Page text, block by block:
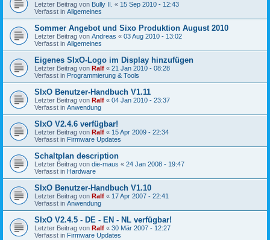
Letzter Beitrag von Bully II. « 15 Sep 2010 - 12:43
Verfasst in Allgemeines
Sommer Angebot und Sixo Produktion August 2010
Letzter Beitrag von Andreas « 03 Aug 2010 - 13:02
Verfasst in Allgemeines
Eigenes SIxO-Logo im Display hinzufügen
Letzter Beitrag von Ralf « 21 Jan 2010 - 08:28
Verfasst in Programmierung & Tools
SIxO Benutzer-Handbuch V1.11
Letzter Beitrag von Ralf « 04 Jan 2010 - 23:37
Verfasst in Anwendung
SIxO V2.4.6 verfügbar!
Letzter Beitrag von Ralf « 15 Apr 2009 - 22:34
Verfasst in Firmware Updates
Schaltplan description
Letzter Beitrag von die-maus « 24 Jan 2008 - 19:47
Verfasst in Hardware
SIxO Benutzer-Handbuch V1.10
Letzter Beitrag von Ralf « 17 Apr 2007 - 22:41
Verfasst in Anwendung
SIxO V2.4.5 - DE - EN - NL verfügbar!
Letzter Beitrag von Ralf « 30 Mär 2007 - 12:27
Verfasst in Firmware Updates